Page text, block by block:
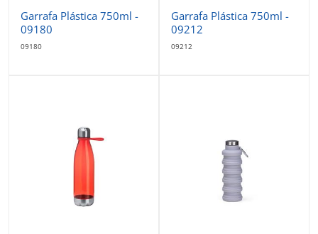
Garrafa Plástica 750ml -
09180
09180
Garrafa Plástica 750ml -
09212
09212